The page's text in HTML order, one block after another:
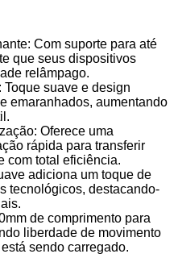
Com suporte para até
que seus dispositivos
relâmpago.
suave e design
emaranhados, aumentando
Oferece uma
rápida para transferir
com total eficiência.
adiciona um toque de
tecnológicos, destacando-
de comprimento para
liberdade de movimento
sendo carregado.